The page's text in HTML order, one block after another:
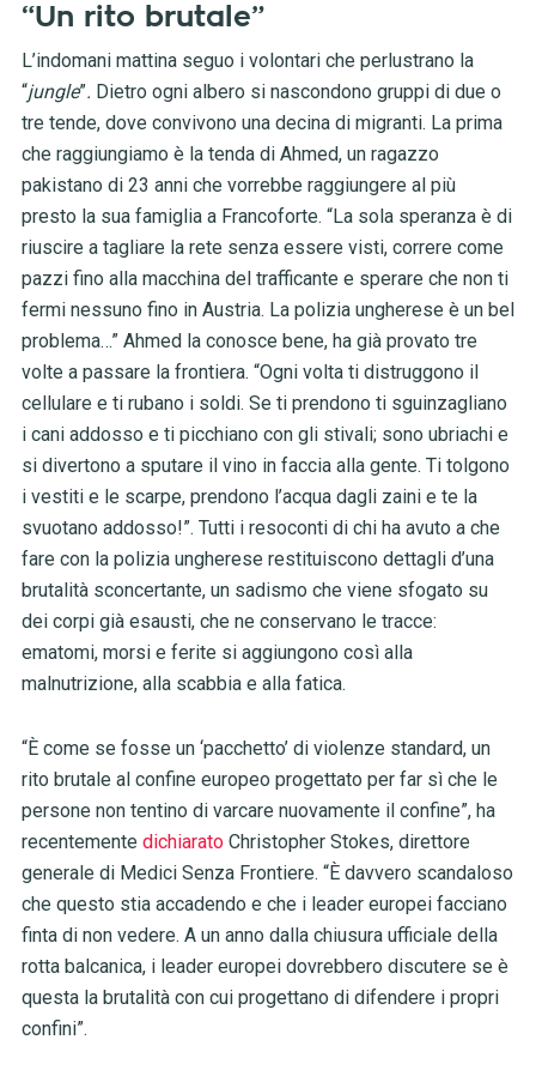
“Un rito brutale”
L’indomani mattina seguo i volontari che perlustrano la
“jungle”. Dietro ogni albero si nascondono gruppi di due o
tre tende, dove convivono una decina di migranti. La prima
che raggiungiamo è la tenda di Ahmed, un ragazzo
pakistano di 23 anni che vorrebbe raggiungere al più
presto la sua famiglia a Francoforte. “La sola speranza è di
riuscire a tagliare la rete senza essere visti, correre come
pazzi fino alla macchina del trafficante e sperare che non ti
fermi nessuno fino in Austria. La polizia ungherese è un bel
problema…” Ahmed la conosce bene, ha già provato tre
volte a passare la frontiera. “Ogni volta ti distruggono il
cellulare e ti rubano i soldi. Se ti prendono ti sguinzagliano
i cani addosso e ti picchiano con gli stivali; sono ubriachi e
si divertono a sputare il vino in faccia alla gente. Ti tolgono
i vestiti e le scarpe, prendono l’acqua dagli zaini e te la
svuotano addosso!”. Tutti i resoconti di chi ha avuto a che
fare con la polizia ungherese restituiscono dettagli d’una
brutalità sconcertante, un sadismo che viene sfogato su
dei corpi già esausti, che ne conservano le tracce:
ematomi, morsi e ferite si aggiungono così alla
malnutrizione, alla scabbia e alla fatica.
“È come se fosse un ‘pacchetto’ di violenze standard, un
rito brutale al confine europeo progettato per far sì che le
persone non tentino di varcare nuovamente il confine”, ha
recentemente dichiaratoChristopher Stokes, direttore
generale di Medici Senza Frontiere. “È davvero scandaloso
che questo stia accadendo e che i leader europei facciano
finta di non vedere. A un anno dalla chiusura ufficiale della
rotta balcanica, i leader europei dovrebbero discutere se è
questa la brutalità con cui progettano di difendere i propri
confini”.